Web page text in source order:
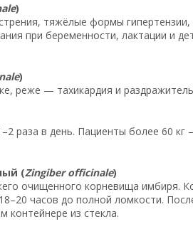
)
тяжёлые формы
при беременности, лактации и
)
реже — тахикардия и
раза в день. Пациенты более 60
(Zingiber officinale)
очищенного корневища имбиря.
часов до полной ломкости.
контейнере из стекла.